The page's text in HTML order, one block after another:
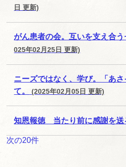
日 更新)
がん患者の会。互いを支え合う
025年02月25日 更新)
ニーズではなく、学び。「あ
て。
(2025年02月05日 更新)
知恩報徳 当たり前に感謝を送
次の20件